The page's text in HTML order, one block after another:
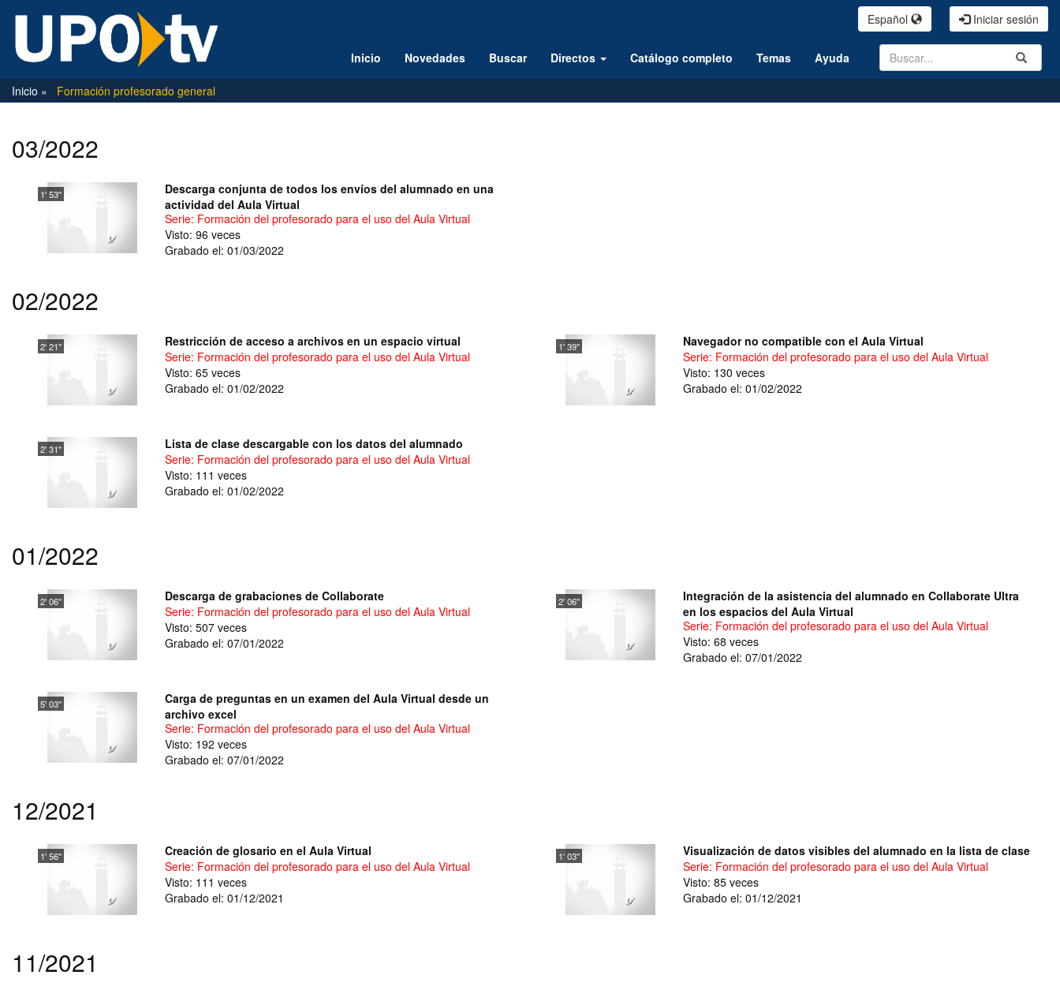
Iniciar sesión
Español
Search Submit
Inicio Novedades Buscar Directos Catálogo completo Temas Ayuda
Inicio Formación profesorado general
03/2022
1' 53''
Descarga conjunta de todos los envíos del alumnado en una
actividad del Aula Virtual
Serie: Formación del profesorado para el uso del Aula Virtual
Visto: 96 veces
Grabado el: 01/03/2022
02/2022
2' 21''
Restricción de acceso a archivos en un espacio virtual
Serie: Formación del profesorado para el uso del Aula Virtual
Visto: 65 veces
Grabado el: 01/02/2022
1' 39''
Navegador no compatible con el Aula Virtual
Serie: Formación del profesorado para el uso del Aula Virtual
Visto: 130 veces
Grabado el: 01/02/2022
2' 31''
Lista de clase descargable con los datos del alumnado
Serie: Formación del profesorado para el uso del Aula Virtual
Visto: 111 veces
Grabado el: 01/02/2022
01/2022
2' 06''
Descarga de grabaciones de Collaborate
Serie: Formación del profesorado para el uso del Aula Virtual
Visto: 507 veces
Grabado el: 07/01/2022
2' 06''
Integración de la asistencia del alumnado en Collaborate Ultra
en los espacios del Aula Virtual
Serie: Formación del profesorado para el uso del Aula Virtual
Visto: 68 veces
Grabado el: 07/01/2022
5' 03''
Carga de preguntas en un examen del Aula Virtual desde un
archivo excel
Serie: Formación del profesorado para el uso del Aula Virtual
Visto: 192 veces
Grabado el: 07/01/2022
12/2021
1' 56''
Creación de glosario en el Aula Virtual
Serie: Formación del profesorado para el uso del Aula Virtual
Visto: 111 veces
Grabado el: 01/12/2021
1' 03''
Visualización de datos visibles del alumnado en la lista de clase
Serie: Formación del profesorado para el uso del Aula Virtual
Visto: 85 veces
Grabado el: 01/12/2021
11/2021